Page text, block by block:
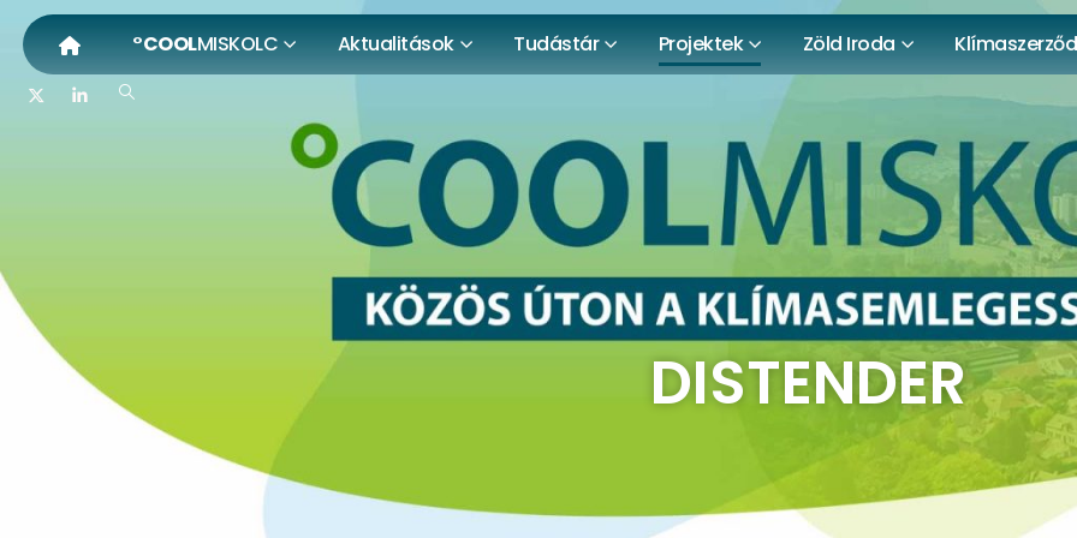
°COOLMISKOLC Aktualitások Tudástár Projektek Zöld Iroda
DISTENDER